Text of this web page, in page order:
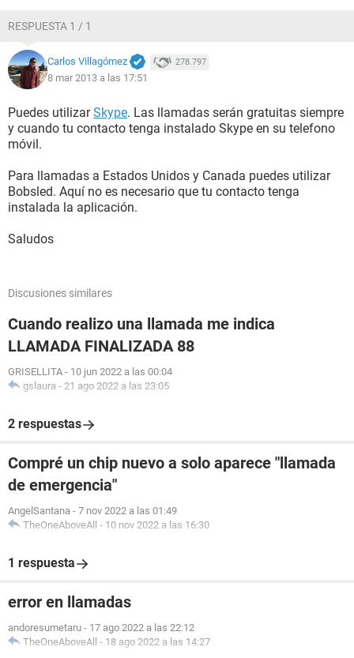
RESPUESTA 1 / 1
Carlos Villagómez 278.797
8 mar 2013 a las 17:51
Puedes utilizarSkype. Las llamadas serán gratuitas siempre
y cuando tu contacto tenga instalado Skype en su telefono
móvil.
Para llamadas a Estados Unidos y Canada puedes utilizar
Bobsled. Aquí no es necesario que tu contacto tenga
instalada la aplicación.
Saludos
Discusiones similares
Cuando realizo una llamada me indica
LLAMADA FINALIZADA 88
GRISELLITA - 10 jun 2022 a las 00:04
gslaura - 21 ago 2022 a las 23:05
2 respuestas
Compré un chip nuevo a solo aparece "llamada
de emergencia"
AngelSantana - 7 nov 2022 a las 01:49
TheOneAboveAll - 10 nov 2022 a las 16:30
1 respuesta
error en llamadas
andoresumetaru - 17 ago 2022 a las 22:12
TheOneAboveAll - 18 ago 2022 a las 14:27